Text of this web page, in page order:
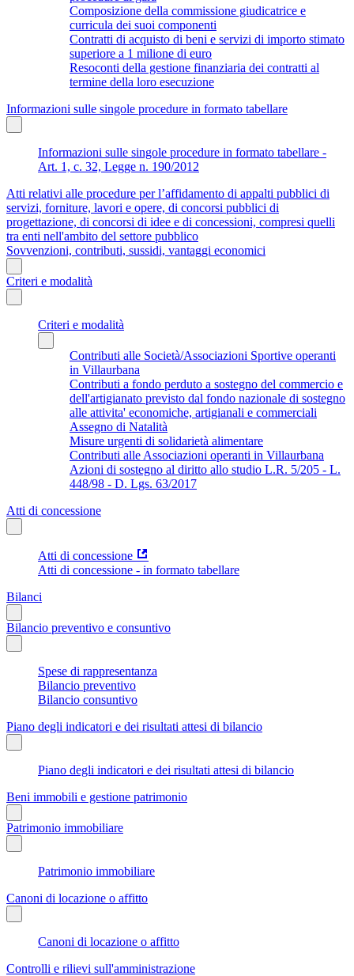
Composizione della commissione giudicatrice e
curricula dei suoi componenti
Contratti di acquisto di beni e servizi di importo stimato
superiore a 1 milione di euro
Resoconti della gestione finanziaria dei contratti al
termine della loro esecuzione
Informazioni sulle singole procedure in formato tabellare
Informazioni sulle singole procedure in formato tabellare -
Art. 1, c. 32, Legge n. 190/2012
Atti relativi alle procedure per l’affidamento di appalti pubblici di
servizi, forniture, lavori e opere, di concorsi pubblici di
progettazione, di concorsi di idee e di concessioni, compresi quelli
tra enti nell'ambito del settore pubblico
Sovvenzioni, contributi, sussidi, vantaggi economici
Criteri e modalità
Criteri e modalità
Contributi alle Società/Associazioni Sportive operanti
in Villaurbana
Contributi a fondo perduto a sostegno del commercio e
dell'artigianato previsto dal fondo nazionale di sostegno
alle attivita' economiche, artigianali e commerciali
Assegno di Natalità
Misure urgenti di solidarietà alimentare
Contributi alle Associazioni operanti in Villaurbana
Azioni di sostegno al diritto allo studio L.R. 5/205 - L.
448/98 - D. Lgs. 63/2017
Atti di concessione
Atti di concessione
Atti di concessione - in formato tabellare
Bilanci
Bilancio preventivo e consuntivo
Spese di rappresentanza
Bilancio preventivo
Bilancio consuntivo
Piano degli indicatori e dei risultati attesi di bilancio
Piano degli indicatori e dei risultati attesi di bilancio
Beni immobili e gestione patrimonio
Patrimonio immobiliare
Patrimonio immobiliare
Canoni di locazione o affitto
Canoni di locazione o affitto
Controlli e rilievi sull'amministrazione